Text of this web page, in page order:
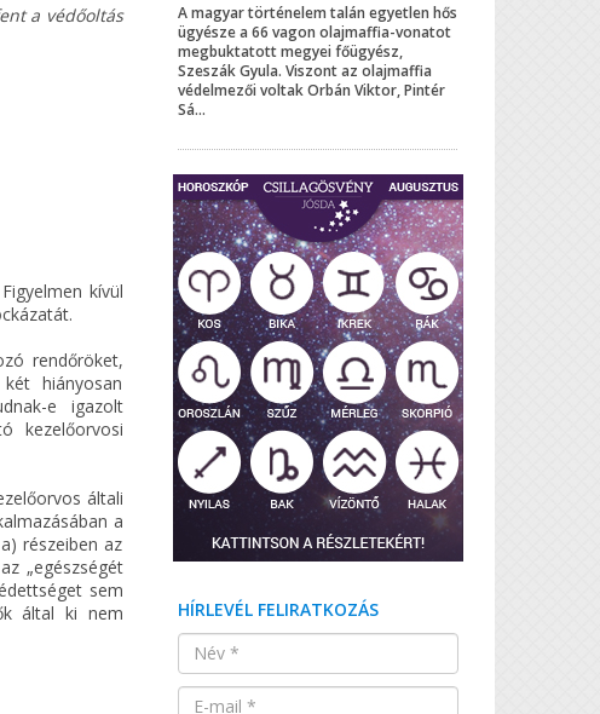
a védőoltás
kívül
rendőröket,
hiányosan
e igazolt
kezelőorvosi
általi
a
részeiben az
„egészségét
sem
által ki nem
A magyar történelem talán egyetlen hős
ügyésze a 66 vagon olajmaffia-vonatot
megbuktatott megyei főügyész,
Szeszák Gyula. Viszont az olajmaffia
védelmezői voltak Orbán Viktor, Pintér
Sá...
HÍRLEVÉL FELIRATKOZÁS